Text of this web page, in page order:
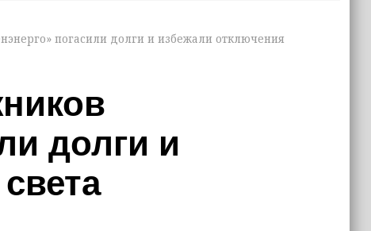
погасили долги и избежали отключения
долги и